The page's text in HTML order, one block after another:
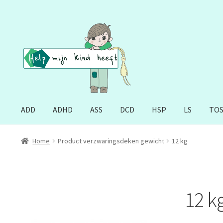
naar
navigatie
de
inhoud
ADD ADHD ASS DCD HSP LS TOS
Home Product verzwaringsdeken gewicht 12 kg
12